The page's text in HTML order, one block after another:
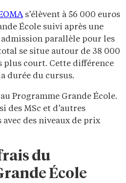
s’élèvent à 56 000 euros
École suivi après une
parallèle pour les
se situe autour de 38 000
plus court. Cette différence
durée du cursus.
Programme Grande École.
des MSc et d’autres
des niveaux de prix
du
École